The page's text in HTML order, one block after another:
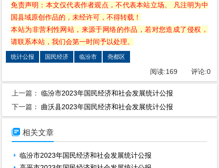
免责声明：本文仅代表作者观点，不代表本站立场。 凡注明为中
国县域原创作品的，未经许可，不得转载！
本站为非营利性网站，来源于网络的作品，若对您造成了侵权，
请联系本站，我们会第一时间予以处理。
统计公报 国民经济 临汾市 尧都区
阅读:169 评论:0
上一篇：临汾市2023年国民经济和社会发展统计公报
下一篇： 曲沃县2023年国民经济和社会发展统计公报
 相关文章
临汾市2023年国民经济和社会发展统计公报